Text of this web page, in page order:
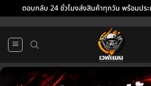
ตอบกลับ 24 ชั่วโมงส่งสินค้าทุกวัน พร้อมปร